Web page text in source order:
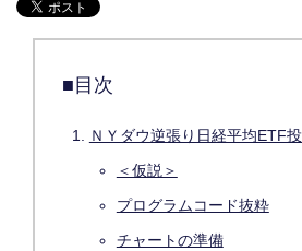
■目次
ＮＹダウ逆張り日経平均ETF
＜仮説＞
プログラムコード抜粋
チャートの準備